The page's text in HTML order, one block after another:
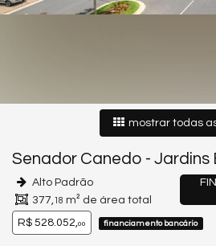
mostrar todas
Senador Canedo - Jardins
Alto Padrão
377,18 m² de área total
R$ 528.052,00 financiamento bancário